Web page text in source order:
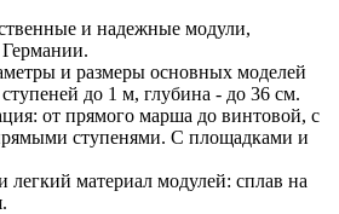
и надежные модули,
и размеры основных моделей
до 1 м, глубина - до 36 см.
от прямого марша до винтовой, с
ступенями. С площадками и
материал модулей: сплав на